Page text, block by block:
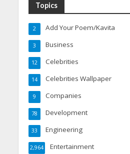
Topics
Add Your Poem/Kavita
2
Business
3
Celebrities
12
Celebrities Wallpaper
14
Companies
9
Development
78
Engineering
33
Entertainment
2,964